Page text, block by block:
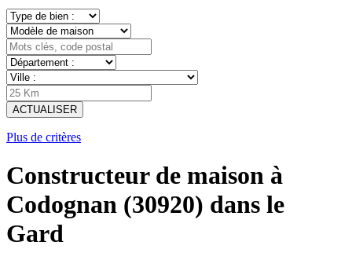
ACTUALISER
Plus de critères
Constructeur de maison à
Codognan (30920) dans le
Gard